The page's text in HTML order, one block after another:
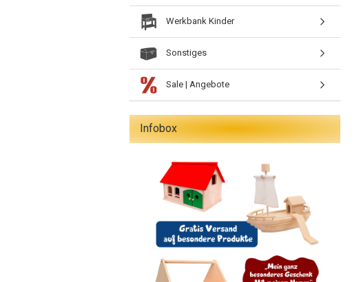
Werkbank Kinder
Sonstiges
Sale | Angebote
Infobox